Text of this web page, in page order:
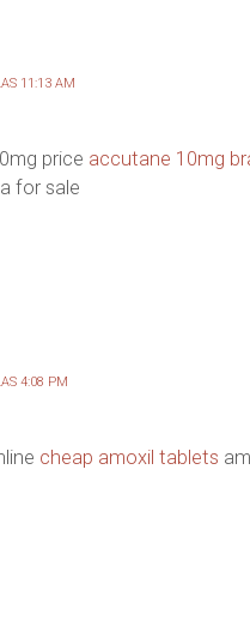
11:13 AM
price accutane 10mg
for sale
4:08 PM
cheap amoxil tablets